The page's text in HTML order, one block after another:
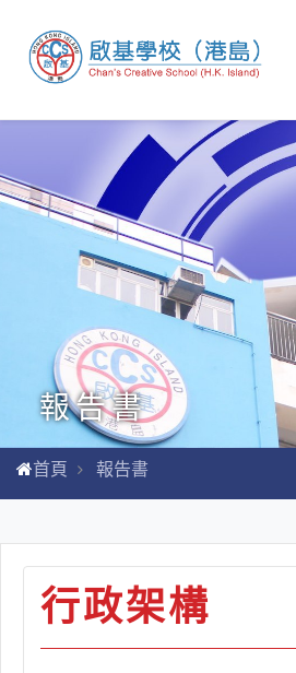
報告書
首頁 報告書
行政架構